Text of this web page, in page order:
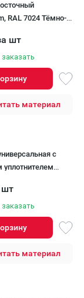
RAL 7024 Тёмно-
шт
материал
с
шт
материал